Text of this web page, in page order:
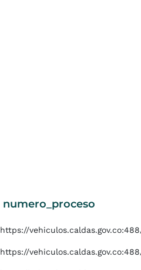
numero_proceso
https://vehiculos.caldas.gov.co:488/
https://vehiculos.caldas.gov.co:488/